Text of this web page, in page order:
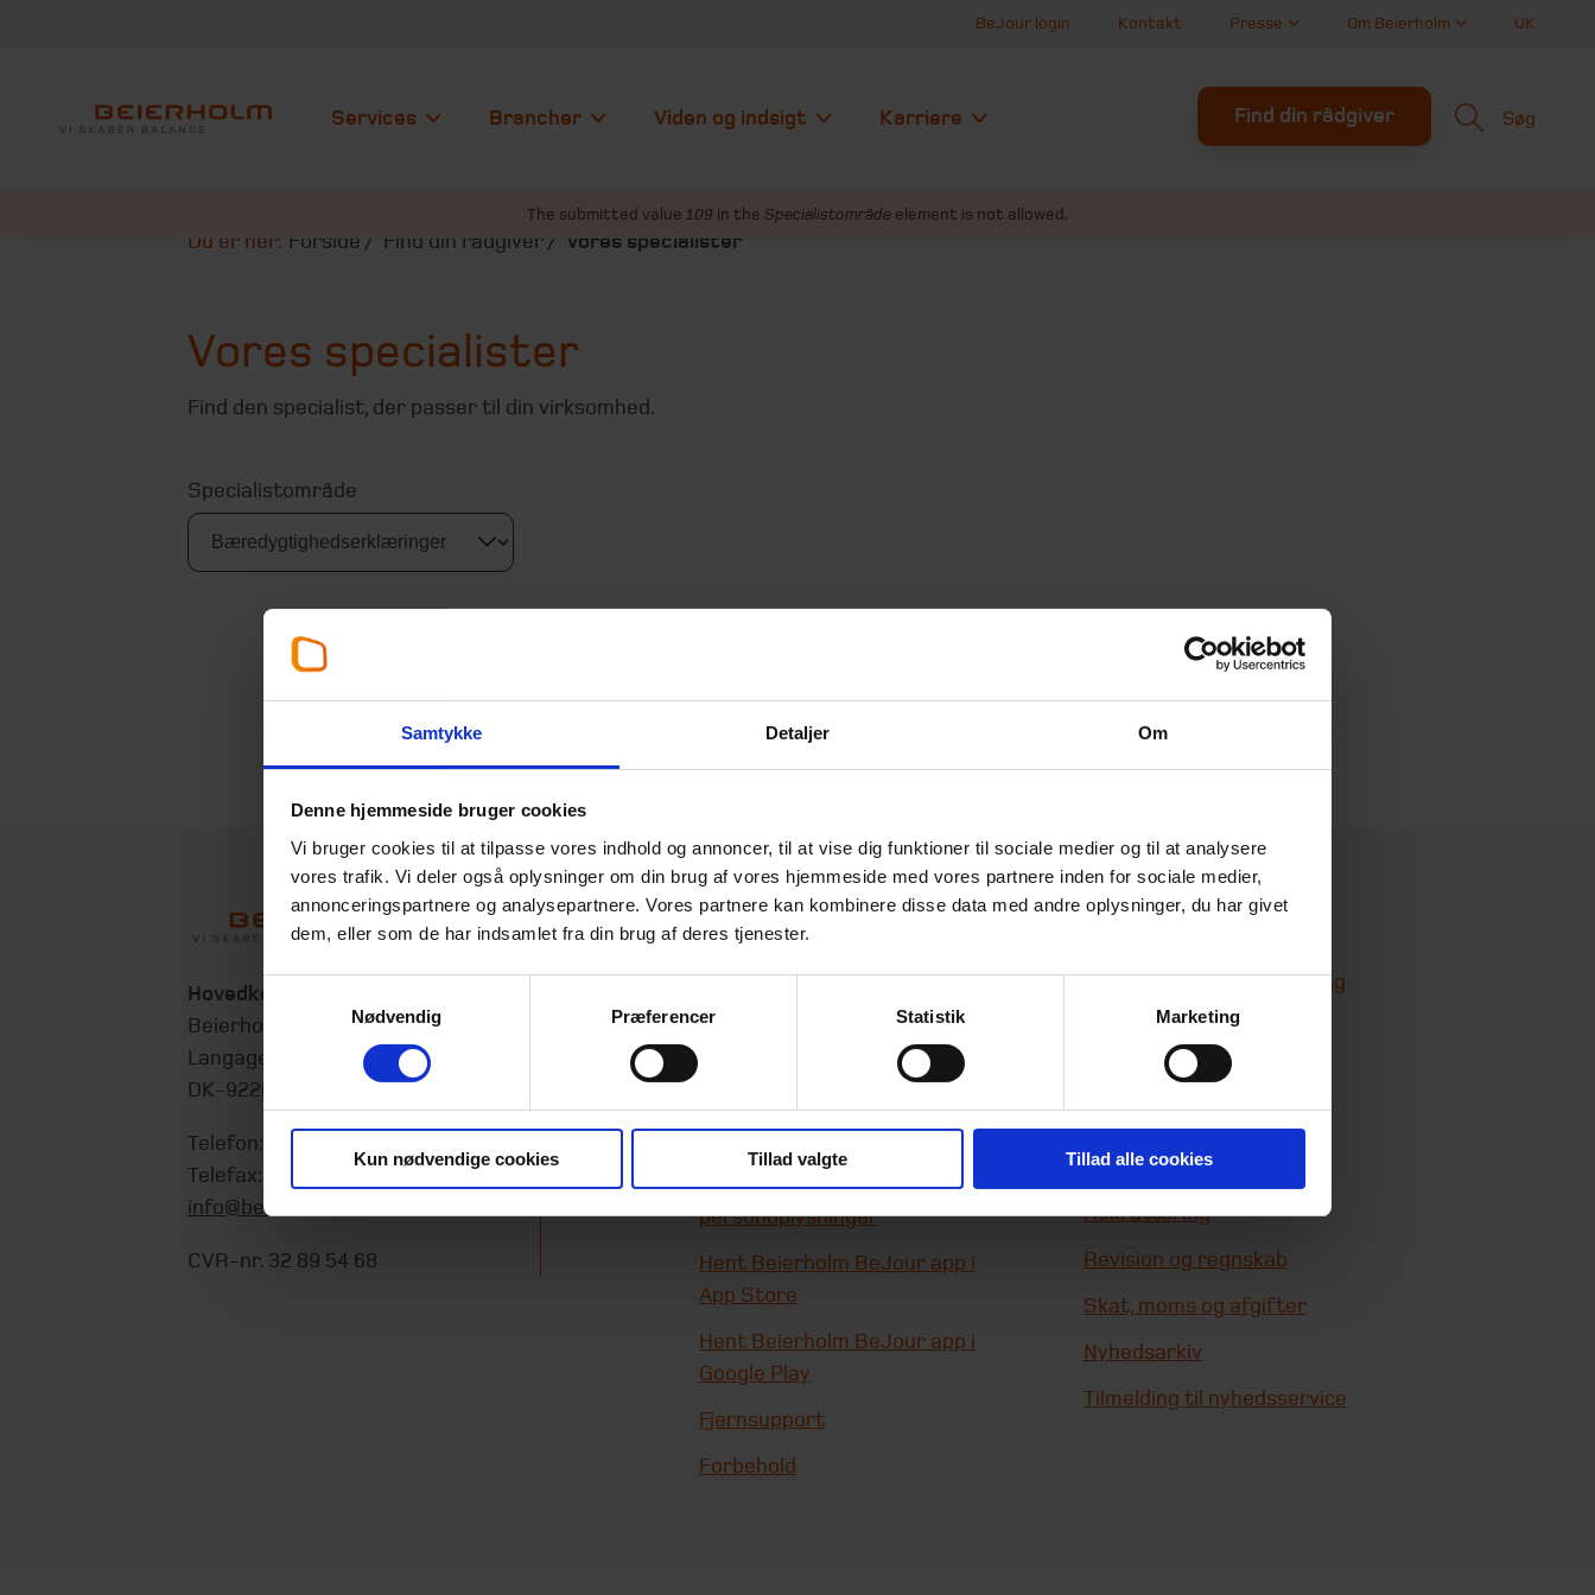
Samtykke Detaljer Om
Denne hjemmeside bruger cookies
Vi bruger cookies til at tilpasse vores indhold og annoncer, til at vise dig funktioner til sociale medier og til at analysere
vores trafik. Vi deler også oplysninger om din brug af vores hjemmeside med vores partnere inden for sociale medier,
annonceringspartnere og analysepartnere. Vores partnere kan kombinere disse data med andre oplysninger, du har givet
dem, eller som de har indsamlet fra din brug af deres tjenester.
Samtykkevalg
Nødvendig
Præferencer Statistik Marketing
Kun nødvendige cookies Tillad valgte Tillad alle cookies
The submitted value 109 in the Specialistområde element is not allowed.
BeJour login Kontakt Presse Om Beierholm UK
Services Brancher Viden og indsigt Karriere Find din rådgiver Søg
Du er her: Forside Find din rådgiver Vores specialister
Vores specialister
Find den specialist, der passer til din virksomhed.
Specialistområde
Hovedkontor
Beierholm
Langagervej 1
DK-9220 Aalborg Ø
Telefon:
Telefax:
info@beierholm.dk
CVR-nr. 32 89 54 68
Genveje
Beierholms
whistleblowerordning
Generelle
forretningsbetingelser
Sådan behandles
personoplysninger
Hent Beierholm BeJour app i
App Store
Hent Beierholm BeJour app i
Google Play
Fjernsupport
Forbehold
Bæredygtighedsrådgivning
Corporate Finance
Digitaliser dine processer
IT-revision og -sikkerhed
Rekruttering
Revision og regnskab
Skat, moms og afgifter
Nyhedsarkiv
Tilmelding til nyhedsservice